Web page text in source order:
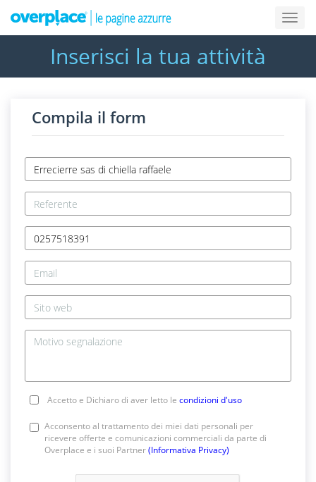
Inserisci la tua attività
Compila il form
Accetto e Dichiaro di aver letto le condizioni d'uso
Acconsento al trattamento dei miei dati personali per
ricevere offerte e comunicazioni commerciali da parte di
Overplace e i suoi Partner(Informativa Privacy)